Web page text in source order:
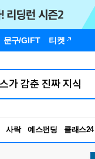
문구/GIFT 티켓
사락 예스펀딩 클래스24